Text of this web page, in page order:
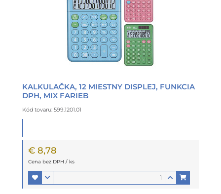
KALKULAČKA, 12 MIESTNY DISPLEJ, FUNKCIA
DPH, MIX FARIEB
Kód tovaru: 599.1201.01
€ 8,78
Cena bez DPH / ks